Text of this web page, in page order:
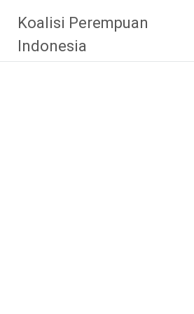
content
Koalisi Perempuan
Indonesia